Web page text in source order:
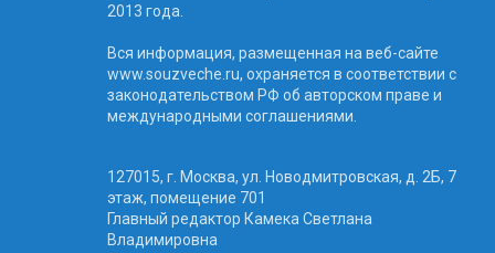
2013 года.
Вся информация, размещенная на веб-сайте
www.souzveche.ru, охраняется в соответствии с
законодательством РФ об авторском праве и
международными соглашениями.
127015, г. Москва, ул. Новодмитровская, д. 2Б, 7
этаж, помещение 701
Главный редактор Камека Светлана
Владимировна